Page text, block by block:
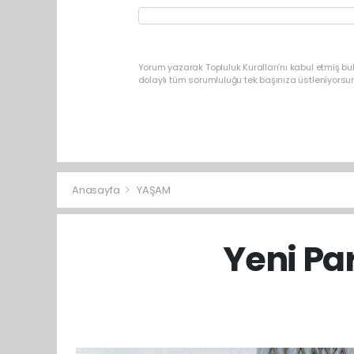
Yorum yazarak Topluluk Kuralları’nı kabul etmiş
dolaylı tüm sorumluluğu tek başınıza
Anasayfa YAŞAM
Yeni